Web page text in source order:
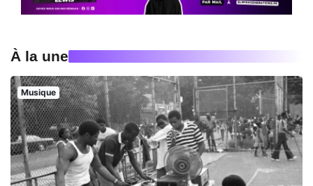
À la une
Musique